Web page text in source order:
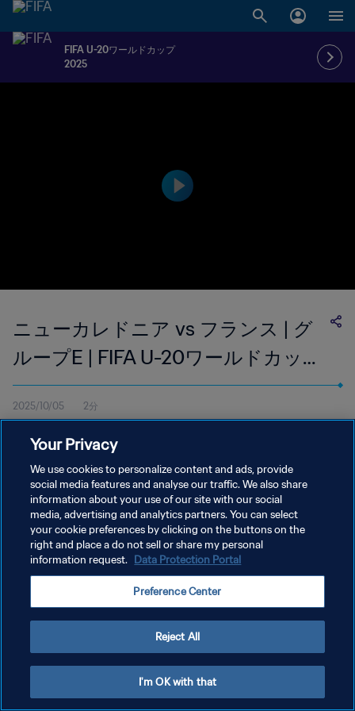
FIFA U-20ワールドカップ
2025
ニューカレドニア vs フランス | グ
ループE | FIFA U-20ワールドカップ
チリ2025 | ハイライト
2025/10/05 2分
10月5日（日）現地時間17:00よりエスタディオ・フィスカルで行
われたニューカレドニア対フランスのハイライトを視聴。
プライバシーポリシー
サービス利用規約
クッキー設定の管理
Copyright © 1994 - 2026 FIFA. All rights reserved.
Your Privacy
We use cookies to personalize content and ads, provide
social media features and analyse our traffic. We also share
information about your use of our site with our social
media, advertising and analytics partners. You can select
your cookie preferences by clicking on the buttons on the
right and place a do not sell or share my personal
information request. Data Protection Portal
Preference Center
Reject All
I'm OK with that